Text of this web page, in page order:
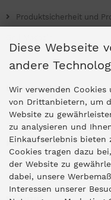
Produktsicherheit und
Ladengeschäfte
Zentrale Idar-Oberstein
Partner-Stores
"Deko 409" Bernkastel-Kues
Diese Webseite
andere
Wir verwenden Cookies
von Drittanbietern, um
Website zu
zu analysieren und
Einkaufserlebnis bieten
Cookies tragen dazu
der Website zu
dabei, unsere
Interessen unserer